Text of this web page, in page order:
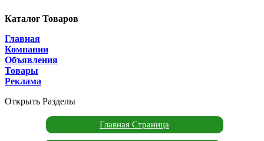
Каталог Товаров
Главная
Компании
Объявления
Товары
Реклама
Открыть Разделы
Главная Страница